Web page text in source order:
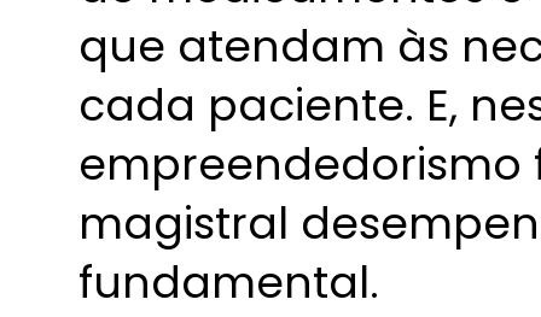
que atendam às
cada paciente. E,
empreendedorismo
magistral
fundamental.